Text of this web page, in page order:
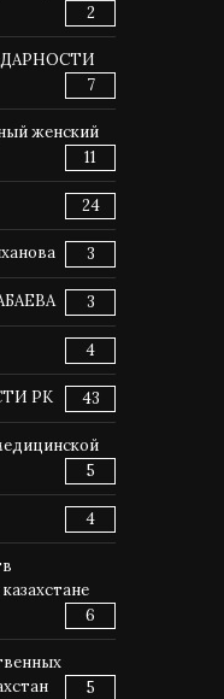
2
7
женский
11
24
3
3
4
РК 43
5
4
6
5